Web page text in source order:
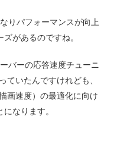
りパフォーマンスが向上
があるのですね。
バーの応答速度チューニ
ていたんですけれども、
画速度）の最適化に向け
なります。